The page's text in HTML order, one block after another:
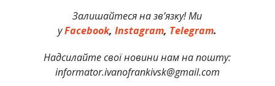
Залишайтеся на зв’язку! Ми
уFacebook,Instagram, Telegram.
Надсилайте свої новини нам на пошту:
informator.ivanofrankivsk@gmail.com